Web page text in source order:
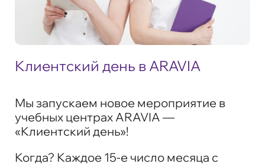
Клиентский день в ARAVIA
Мы запускаем новое мероприятие в
учебных центрах ARAVIA —
«Клиентский день»!
Когда? Каждое 15-е число месяца с